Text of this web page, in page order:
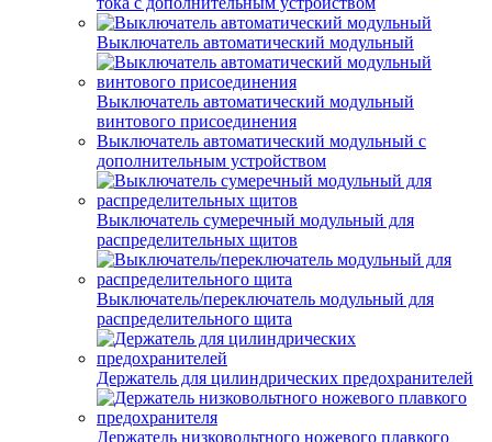
Выключатель автоматический модульный
Выключатель автоматический модульный
винтового присоединения
Выключатель автоматический модульный с
дополнительным устройством
Выключатель сумеречный модульный для
распределительных щитов
Выключатель/переключатель модульный для
распределительного щита
Держатель для цилиндрических предохранителей
Держатель низковольтного ножевого плавкого